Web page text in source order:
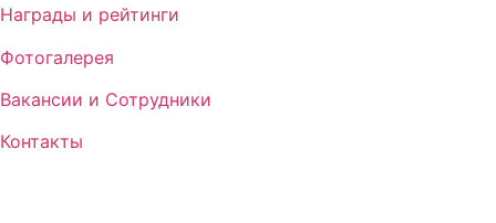
Награды и рейтинги
Фотогалерея
Вакансии и Сотрудники
Контакты